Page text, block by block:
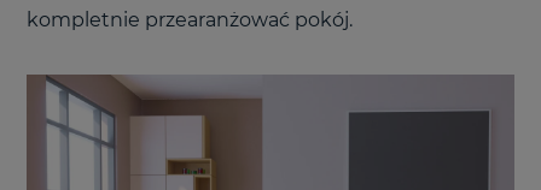
kompletnie przearanżować pokój.